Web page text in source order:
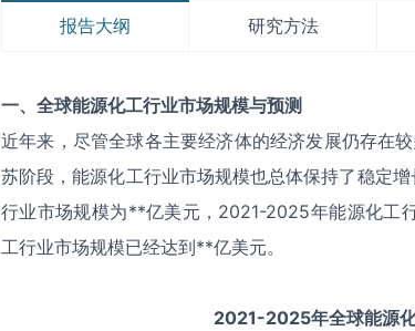
报告大纲 研究方法
一、全球能源化工行业市场规模与预测
近年来，尽管全球各主要经济体的经济发展仍存在
苏阶段，能源化工行业市场规模也总体保持了稳定
行业市场规模为**亿美元，2021-2025年能源化工
工行业市场规模已经达到**亿美元。
2021-2025年全球能源